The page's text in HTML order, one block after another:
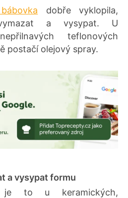
dobře vyklopila,
a vysypat. U
teflonových
postačí olejový spray.
a vysypat formu
je to u keramických,